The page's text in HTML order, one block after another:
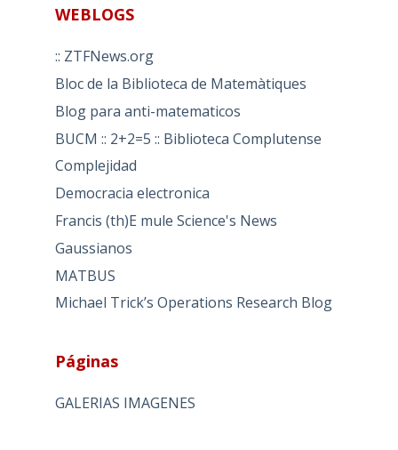
WEBLOGS
:: ZTFNews.org
Bloc de la Biblioteca de Matemàtiques
Blog para anti-matematicos
BUCM :: 2+2=5 :: Biblioteca Complutense
Complejidad
Democracia electronica
Francis (th)E mule Science's News
Gaussianos
MATBUS
Michael Trick’s Operations Research Blog
Páginas
GALERIAS IMAGENES